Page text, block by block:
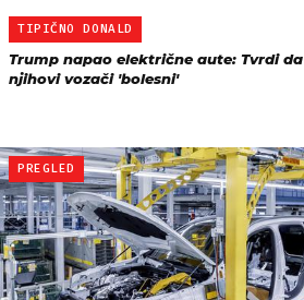
TIPIČNO DONALD
Trump napao električne aute: Tvrdi
njihovi vozači 'bolesni'
PREGLED